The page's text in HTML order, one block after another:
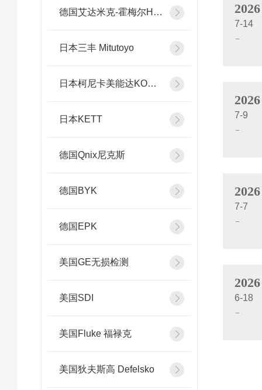
德国艾达米克-霍梅尔Hommel
日本三丰 Mitutoyo
日本柯尼卡美能达KONICA MINOLTA
日本KETT
德国Qnix尼克斯
德国BYK
德国EPK
美国GE无损检测
美国SDI
美国Fluke 福禄克
美国狄夫斯高 Defelsko
2026
7-14
2026
7-9
2026
7-7
2026
6-18